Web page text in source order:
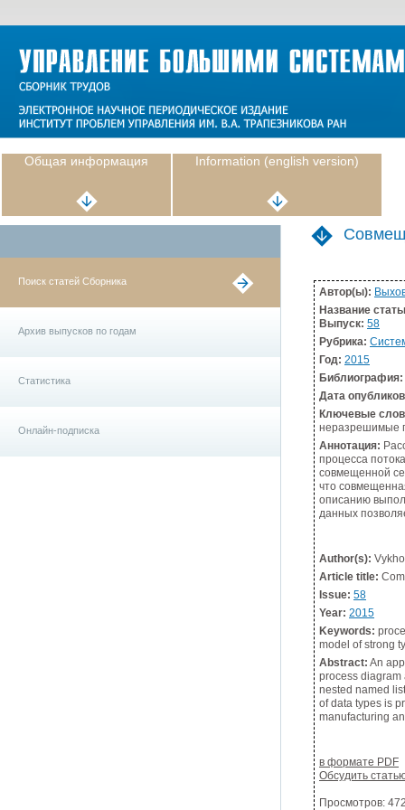
Общая информация Information (english version)
Поиск статей Сборника
Архив выпусков по годам
Статистика
Онлайн-подписка
Автор(ы):
Название
Выпуск: 58
Рубрика:
Год: 2015
Библиография:
Дата
Ключевые
неразрешимые
Аннотация:
процесса
совмещенной
что
описанию
данных
Author(s):
Article title:
Issue: 58
Year: 2015
Keywords:
model of strong
Abstract: An
process diagram
nested named
of data types is
manufacturing
в формате PDF
Обсудить
Просмотров: